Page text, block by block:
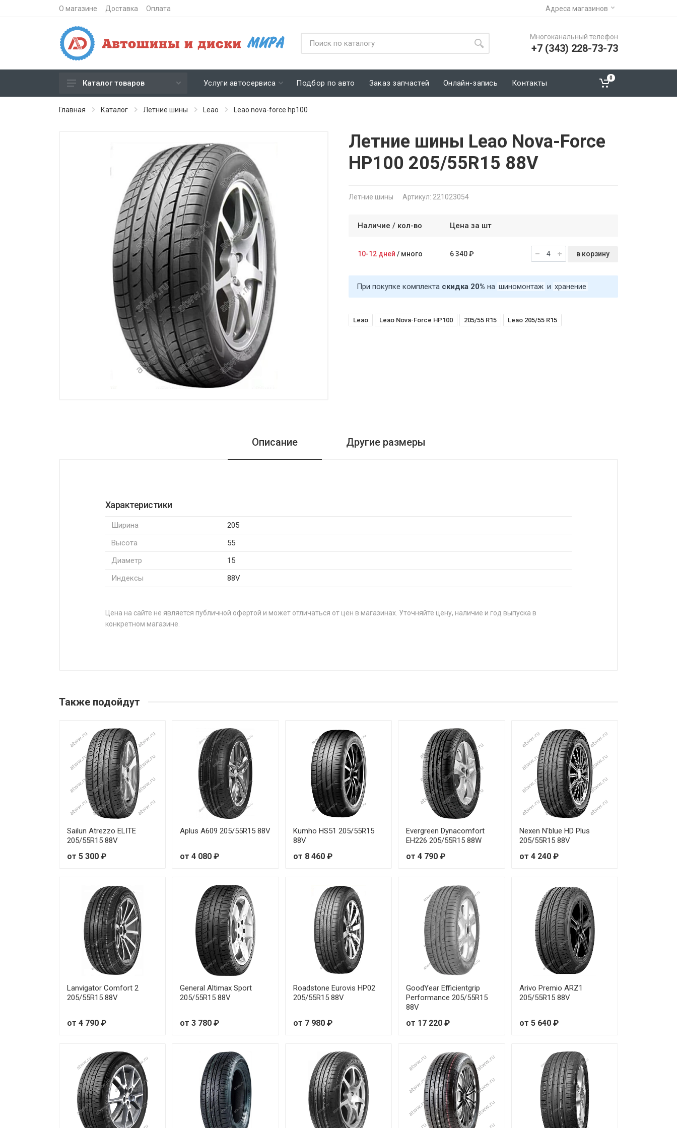
О магазине Доставка Оплата Адреса магазинов
Многоканальный телефон
+7 (343) 228-73-73
Зимние шипованные шины
Штампованные диски
Каталог товаров Услуги автосервиса Подбор по авто Заказ запчастей Онлайн-запись Контакты
0
Главная Каталог Летние шины Leao Leao nova-force hp100
Летние шины Leao Nova-Force
HP100 205/55R15 88V
Летние шины Артикул: 221023054
Наличие / кол-во Цена за шт
10-12 дней / много 6 340 ₽ в корзину
При покупке комплекта скидка 20% на шиномонтаж и хранение
Leao Leao Nova-Force HP100 205/55 R15 Leao 205/55 R15
Описание Другие размеры
Характеристики
Ширина
205
Высота
55
Диаметр
15
Индексы
88V
Цена на сайте не является публичной офертой и может отличаться от цен в магазинах. Уточняйте цену, наличие и год выпуска в
конкретном магазине.
Leao Nova-Force HP100 165/55R14 72V
Leao Nova-Force HP100 175/60R15 81H от 5 170 ₽
Leao Nova-Force HP100 175/65R14 82H от 5 100 ₽
Leao Nova-Force HP100 175/65R15 84H от 5 520 ₽
Leao Nova-Force HP100 185/55R15 82V от 3 610 ₽
Leao Nova-Force HP100 185/60R14 82H от 5 400 ₽
Leao Nova-Force HP100 185/60R15 88H
Leao Nova-Force HP100 195/55R15 85V от 6 020 ₽
Leao Nova-Force HP100 195/60R15 88H от 3 730 ₽
Leao Nova-Force HP100 195/60R16 89H от 6 400 ₽
Leao Nova-Force HP100 195/65R15 91H от 4 670 ₽
Leao Nova-Force HP100 205/50R17 93V от 4 900 ₽
Leao Nova-Force HP100 205/65R16 95H от 4 670 ₽
Leao Nova-Force HP100 205/70R14 94T от 6 620 ₽
Leao Nova-Force HP100 205/70R15 96T от 7 050 ₽
Также подойдут
Sailun Atrezzo ELITE
205/55R15 88V
от 5 300 ₽
Aplus A609 205/55R15 88V
от 4 080 ₽
Kumho HS51 205/55R15
88V
от 8 460 ₽
Evergreen Dynacomfort
EH226 205/55R15 88W
от 4 790 ₽
Nexen N'blue HD Plus
205/55R15 88V
от 4 240 ₽
Lanvigator Comfort 2
205/55R15 88V
от 4 790 ₽
General Altimax Sport
205/55R15 88V
от 3 780 ₽
Roadstone Eurovis HP02
205/55R15 88V
от 7 980 ₽
GoodYear Efficientgrip
Performance 205/55R15
88V
от 17 220 ₽
Arivo Premio ARZ1
205/55R15 88V
от 5 640 ₽